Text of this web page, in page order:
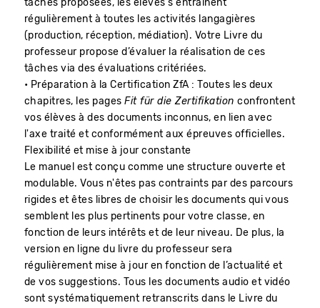
tâches proposées, les élèves s'entraînent
régulièrement à toutes les activités langagières
(production, réception, médiation). Votre Livre du
professeur propose d’évaluer la réalisation de ces
tâches via des évaluations critériées.
• Préparation à la Certification ZfA : Toutes les deux
chapitres, les pagesFit für die Zertifikationconfrontent
vos élèves à des documents inconnus, en lien avec
l'axe traité et conformément aux épreuves officielles.
Flexibilité et mise à jour constante
Le manuel est conçu comme une structure ouverte et
modulable. Vous n'êtes pas contraints par des parcours
rigides et êtes libres de choisir les documents qui vous
semblent les plus pertinents pour votre classe, en
fonction de leurs intérêts et de leur niveau. De plus, la
version en ligne du livre du professeur sera
régulièrement mise à jour en fonction de l’actualité et
de vos suggestions. Tous les documents audio et vidéo
sont systématiquement retranscrits dans le Livre du